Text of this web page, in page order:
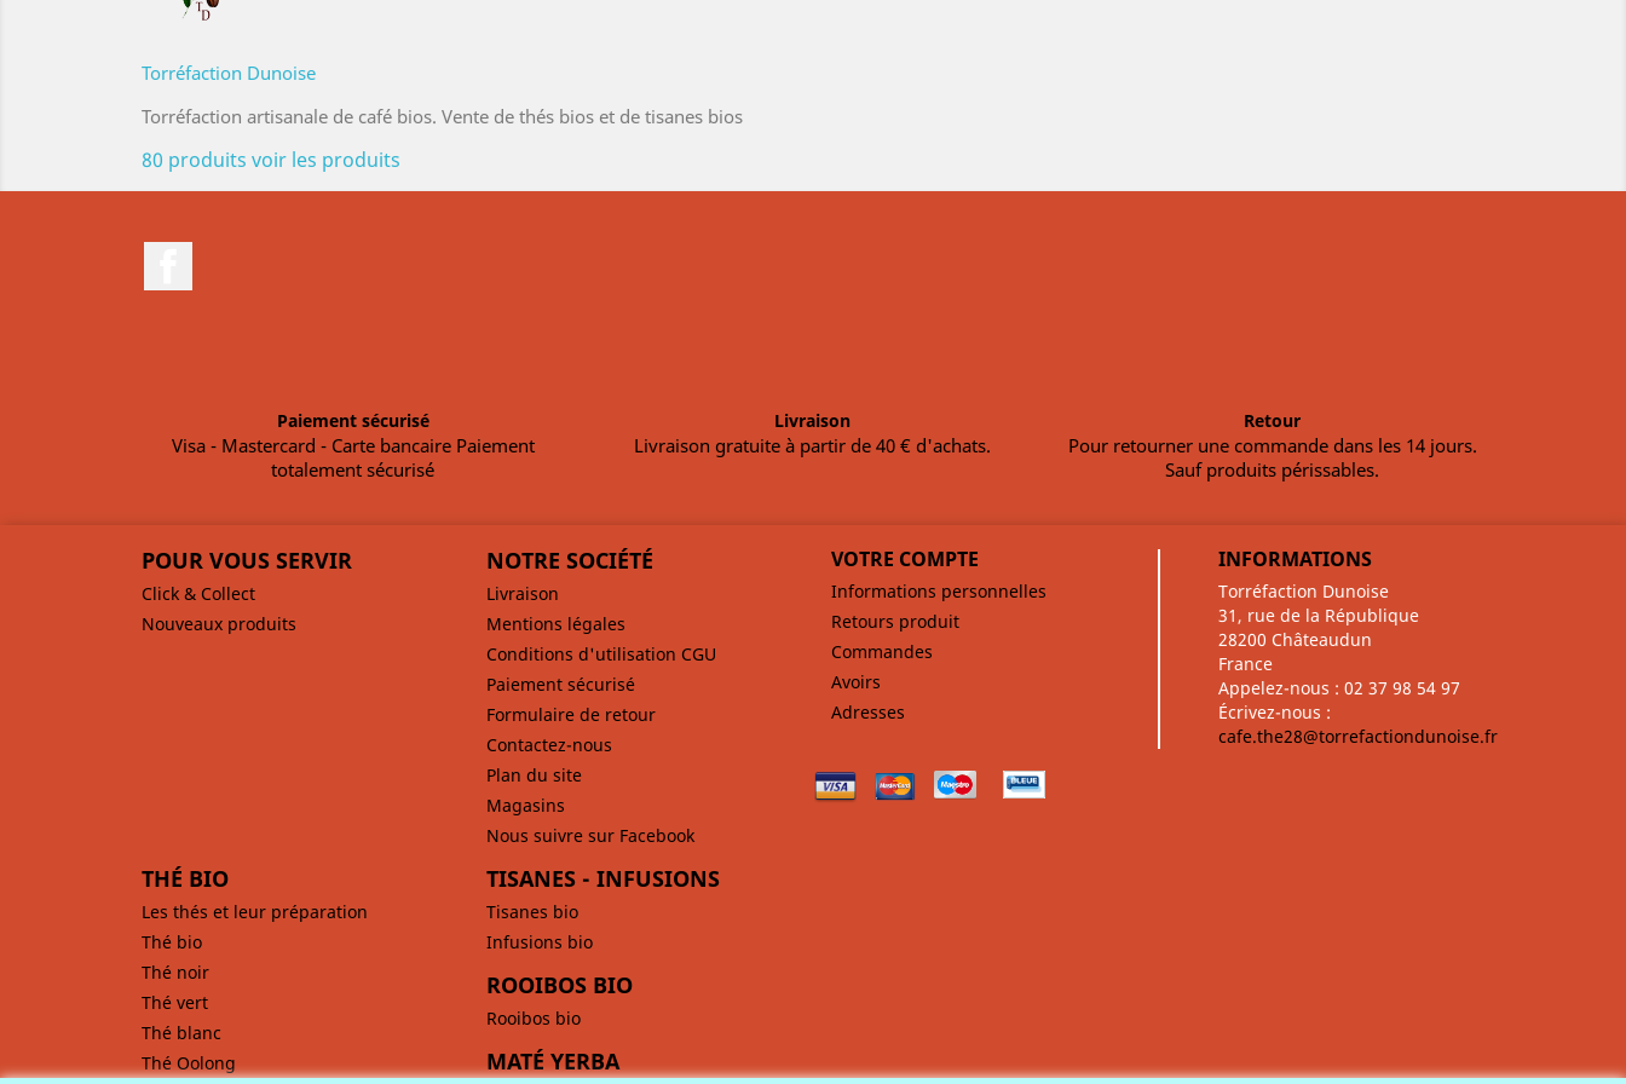
Torréfaction Dunoise
Torréfaction artisanale de café bios. Vente de thés bios et de tisanes bios
80 produits voir les produits
Paiement sécurisé
Visa - Mastercard - Carte bancaire Paiement
totalement sécurisé
Livraison
Livraison gratuite à partir de 40 € d'achats.
Retour
Pour retourner une commande dans les 14 jours.
Sauf produits périssables.
POUR VOUS SERVIR
Click & Collect
Nouveaux produits
NOTRE SOCIÉTÉ
Livraison
Mentions légales
Conditions d'utilisation CGU
Paiement sécurisé
Formulaire de retour
Contactez-nous
Plan du site
Magasins
Nous suivre sur Facebook
THÉ BIO
Les thés et leur préparation
Thé bio
Thé noir
Thé vert
Thé blanc
Thé Oolong
TISANES - INFUSIONS
Tisanes bio
Infusions bio
ROOIBOS BIO
Rooibos bio
MATÉ YERBA
VOTRE COMPTE
Informations personnelles
Retours produit
Commandes
Avoirs
Adresses
INFORMATIONS
Torréfaction Dunoise
31, rue de la République
28200 Châteaudun
France
Appelez-nous : 02 37 98 54 97
Écrivez-nous :
cafe.the28@torrefactiondunoise.fr